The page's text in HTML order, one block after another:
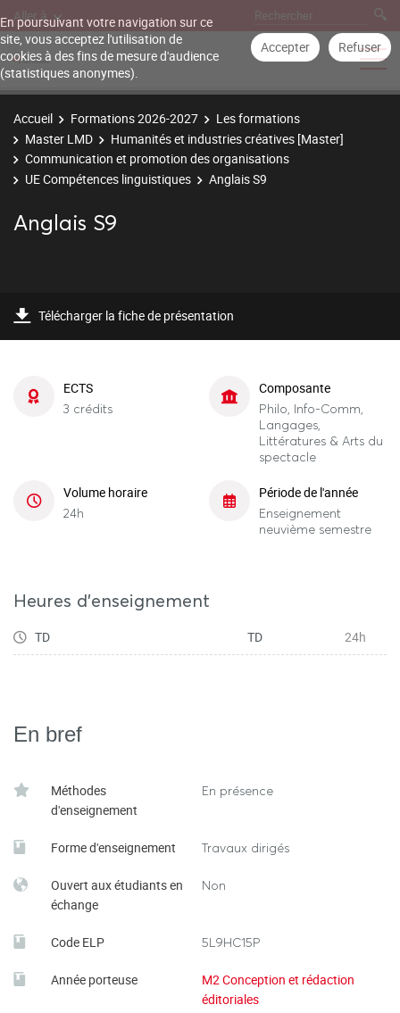
En poursuivant votre navigation sur ce
site, vous acceptez l'utilisation de
cookies à des fins de mesure d'audience
(statistiques anonymes).
Accepter Refuser
Aller à
Accueil Formations 2026-2027
Les formations
Master LMD
Humanités et industries créatives [Master]
Communication et promotion des organisations
UE Compétences linguistiques
Anglais S9
Anglais S9
Télécharger la fiche de présentation
ECTS
3 crédits
Composante
Philo, Info-Comm,
Langages,
Littératures & Arts du
spectacle
Volume horaire
24h
Période de l'année
Enseignement
neuvième semestre
Heures d'enseignement
TD TD 24h
En bref
Méthodes
d'enseignement
En présence
Forme d'enseignement Travaux dirigés
Ouvert aux étudiants en
échange
Non
Code ELP 5L9HC15P
Année porteuse
M2 Conception et rédaction
éditoriales